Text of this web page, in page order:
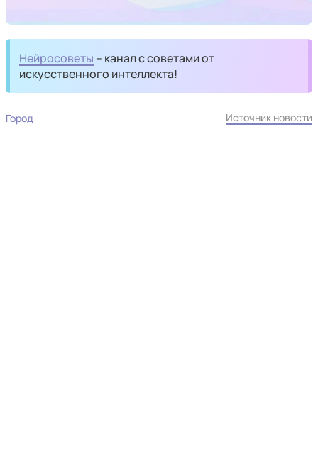
Нейросоветы – канал с советами от
искусственного интеллекта!
Город Источник новости